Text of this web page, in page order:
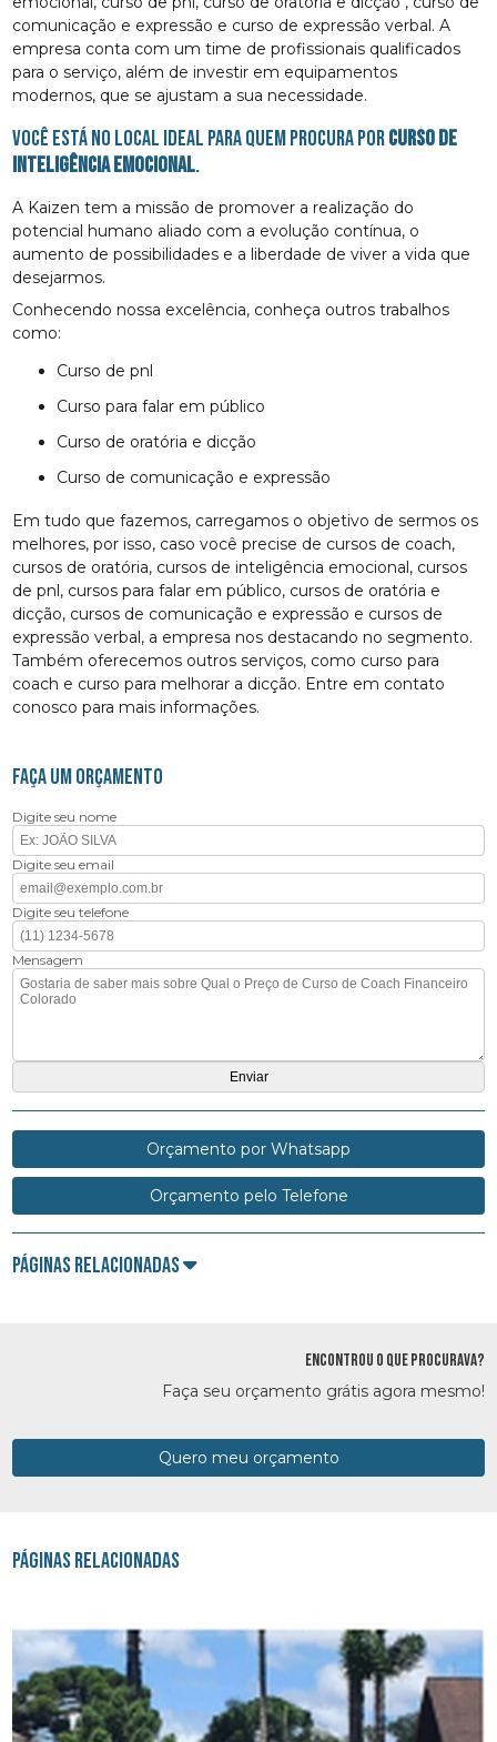
comunicação e expressão e curso de expressão verbal. A
empresa conta com um time de profissionais qualificados
para o serviço, além de investir em equipamentos
modernos, que se ajustam a sua necessidade.
Você está no local ideal para quem procura porcurso de
inteligência emocional.
A Kaizen tem a missão de promover a realização do
potencial humano aliado com a evolução contínua, o
aumento de possibilidades e a liberdade de viver a vida que
desejarmos.
Conhecendo nossa excelência, conheça outros trabalhos
como:
curso de pnl
curso para falar em público
curso de oratória e dicção
curso de comunicação e expressão
Em tudo que fazemos, carregamos o objetivo de sermos os
melhores, por isso, caso você precise de cursos de coach,
cursos de oratória, cursos de inteligência emocional, cursos
de pnl, cursos para falar em público, cursos de oratória e
dicção, cursos de comunicação e expressão e cursos de
expressão verbal, a empresa nos destacando no segmento.
Também oferecemos outros serviços, como curso para
coach e curso para melhorar a dicção. Entre em contato
conosco para mais informações.
FAÇA UM ORÇAMENTO
Digite seu nome
Digite seu email
Digite seu telefone
Mensagem
Orçamento por Whatsapp
Orçamento pelo Telefone
Páginas Relacionadas
ENCONTROU O QUE PROCURAVA?
Faça seu orçamento grátis agora mesmo!
Quero meu orçamento
Páginas Relacionadas